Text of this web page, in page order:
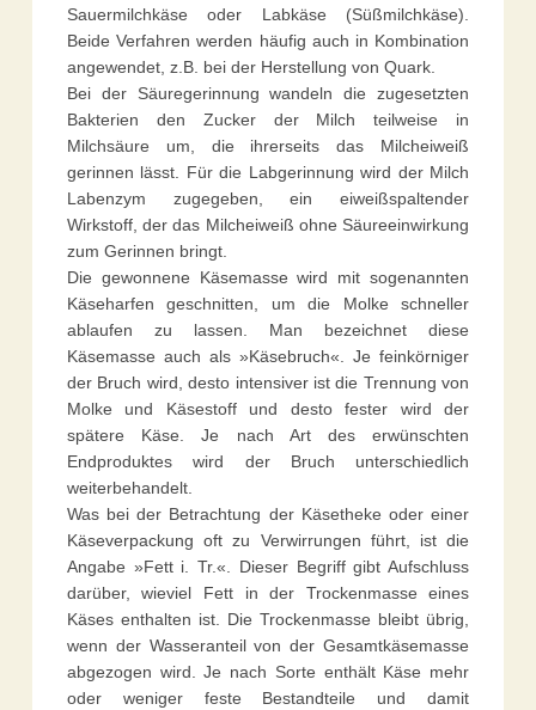
Sauermilchkäse oder Labkäse (Süßmilchkäse).
Beide Verfahren werden häufig auch in Kombination
angewendet, z.B. bei der Herstellung von Quark.
Bei der Säuregerinnung wandeln die zugesetzten
Bakterien den Zucker der Milch teilweise in
Milchsäure um, die ihrerseits das Milcheiweiß
gerinnen lässt. Für die Labgerinnung wird der Milch
Labenzym zugegeben, ein eiweißspaltender
Wirkstoff, der das Milcheiweiß ohne Säureeinwirkung
zum Gerinnen bringt.
Die gewonnene Käsemasse wird mit sogenannten
Käseharfen geschnitten, um die Molke schneller
ablaufen zu lassen. Man bezeichnet diese
Käsemasse auch als »Käsebruch«. Je feinkörniger
der Bruch wird, desto intensiver ist die Trennung von
Molke und Käsestoff und desto fester wird der
spätere Käse. Je nach Art des erwünschten
Endproduktes wird der Bruch unterschiedlich
weiterbehandelt.
Was bei der Betrachtung der Käsetheke oder einer
Käseverpackung oft zu Verwirrungen führt, ist die
Angabe »Fett i. Tr.«. Dieser Begriff gibt Aufschluss
darüber, wieviel Fett in der Trockenmasse eines
Käses enthalten ist. Die Trockenmasse bleibt übrig,
wenn der Wasseranteil von der Gesamtkäsemasse
abgezogen wird. Je nach Sorte enthält Käse mehr
oder weniger feste Bestandteile und damit